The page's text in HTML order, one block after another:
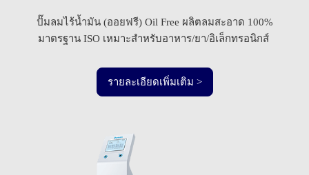
ปั๊มลมไร้น้ำมัน (ออยฟรี) Oil Free ผลิตลมสะอาด 100%
มาตรฐาน ISO เหมาะสำหรับอาหาร/ยา/อิเล็กทรอนิกส์
รายละเอียดเพิ่มเติม >